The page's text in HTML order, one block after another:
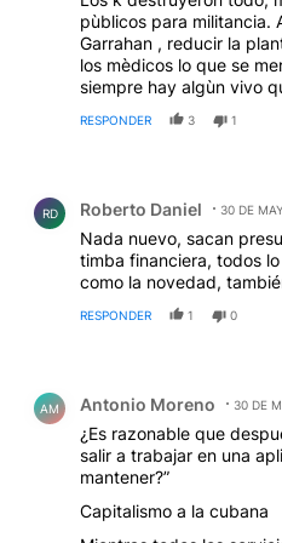
pùblicos para militancia.
Garrahan , reducir la
los mèdicos lo que se
siempre hay algùn vivo
RESPONDER 3 1
RD Roberto Daniel 30 DE
Nada nuevo, sacan
timba financiera, todos
como la novedad,
RESPONDER 1 0
AM Antonio Moreno 30 DE
¿Es razonable que
salir a trabajar en una
mantener?”
Capitalismo a la cubana